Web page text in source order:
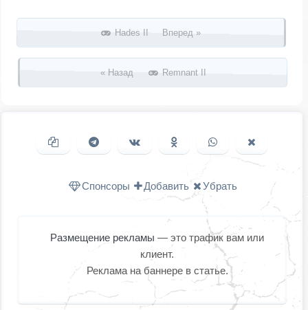
Запись навигация
Hades II Вперед »
« Назад Remnant II
Копировать ссылкуПоделиться в Telegram
Поделиться ВКонтакте
Поделиться в
Одноклассниках
Поделиться в
WhatsAppв X
Спонсоры Добавить Убрать
Размещение рекламы — это трафик вам или
клиент.
Реклама на баннере в статье.